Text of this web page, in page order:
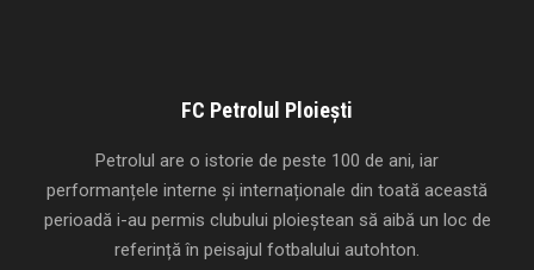
FC Petrolul Ploiești
Petrolul are o istorie de peste 100 de ani, iar
performanțele interne și internaționale din toată această
perioadă i-au permis clubului ploieștean să aibă un loc de
referință în peisajul fotbalului autohton.